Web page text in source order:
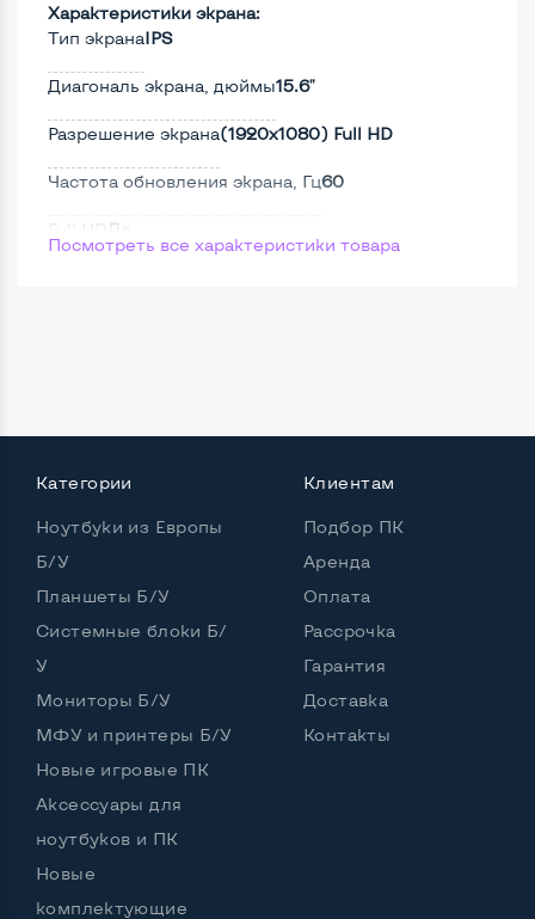
Характеристики экрана:
Тип экранаIPS
Диагональ экрана, дюймы15.6"
Разрешение экрана(1920х1080) Full HD
Частота обновления экрана, Гц60
Full HD Да
Мощность:
Частота процессора (базовая-максимальная)
Intel Core i7-8750H (2,20 - 4,10 GHz)
Тип оперативной памяти
DDR4
SSD M.2 2280
Возможности видеокарты:
Тип видеокарты
Видеопроцессор ноутбука
Посмотреть все характеристики товара
Категории
Ноутбуки из Европы
Б/У
Планшеты Б/У
Системные блоки Б/
У
Мониторы Б/У
МФУ и принтеры Б/У
Новые игровые ПК
Аксессуары для
ноутбуков и ПК
Новые
комплектующие
Клиентам
Подбор ПК
Аренда
Оплата
Рассрочка
Гарантия
Доставка
Контакты